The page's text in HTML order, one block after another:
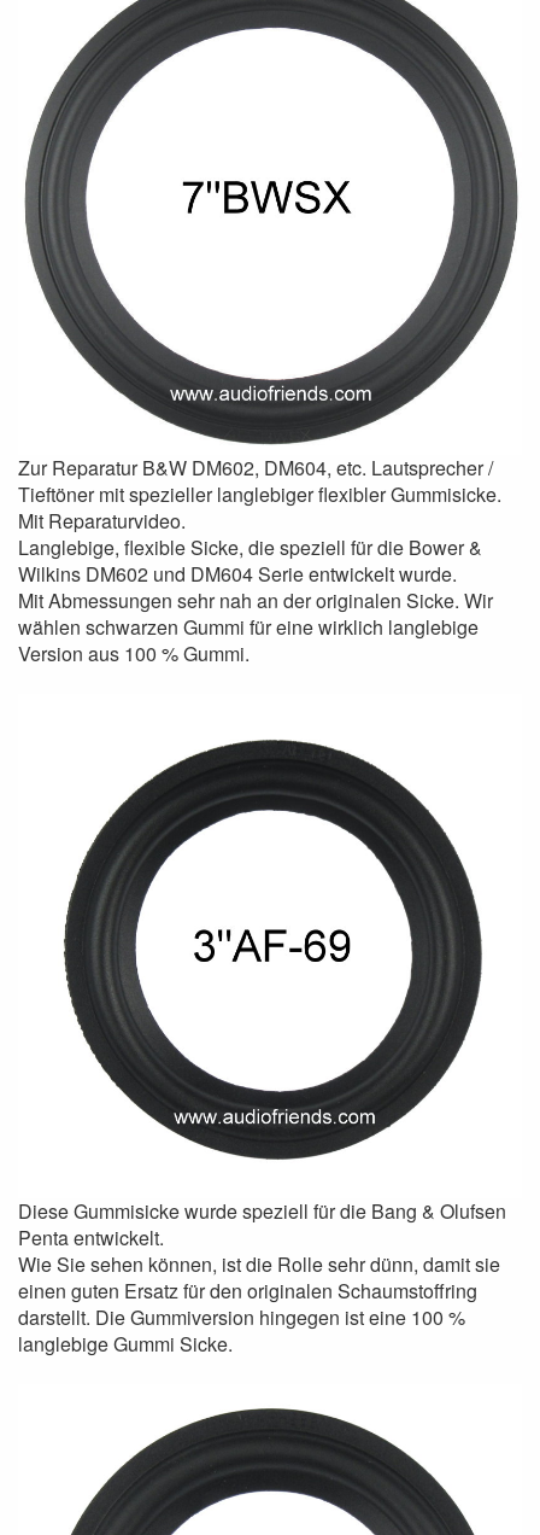
Zur Reparatur B&W DM602, DM604, etc. Lautsprecher /
Tieftöner mit spezieller langlebiger flexibler Gummisicke.
Mit Reparaturvideo.
Langlebige, flexible Sicke, die speziell für die Bower &
Wilkins DM602 und DM604 Serie entwickelt wurde.
Mit Abmessungen sehr nah an der originalen Sicke. Wir
wählen schwarzen Gummi für eine wirklich langlebige
Version aus 100 % Gummi.
Diese Gummisicke wurde speziell für die Bang & Olufsen
Penta entwickelt.
Wie Sie sehen können, ist die Rolle sehr dünn, damit sie
einen guten Ersatz für den originalen Schaumstoffring
darstellt. Die Gummiversion hingegen ist eine 100 %
langlebige Gummi Sicke.